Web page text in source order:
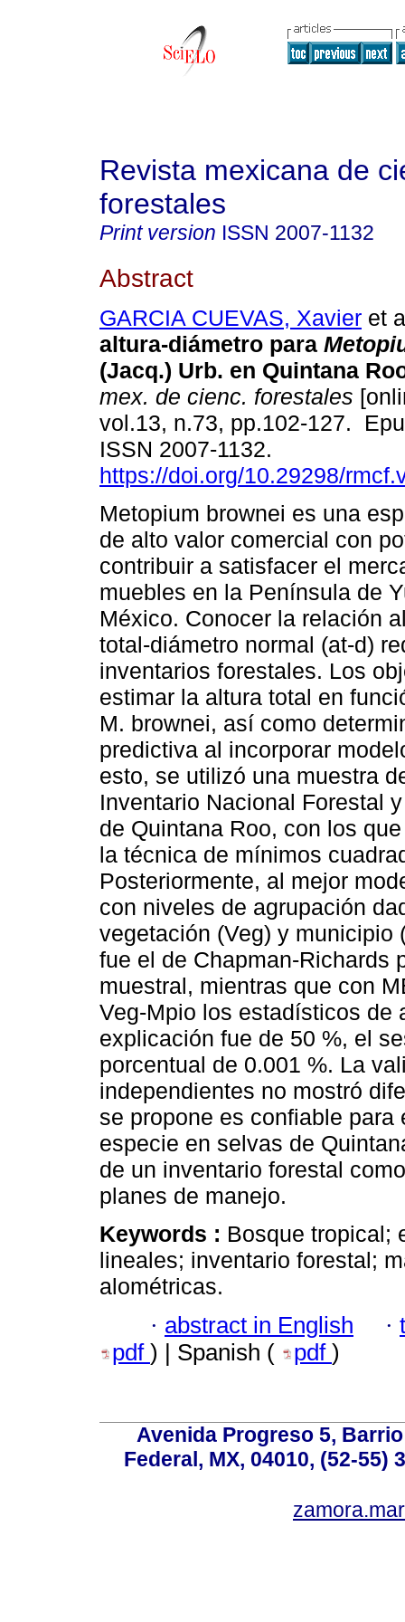
Revista mexicana de
forestales
Print version ISSN 2007-1132
Abstract
GARCIA CUEVAS, Xavier et
altura-diámetro para
(Jacq.) Urb. en Quintana
mex. de cienc. forestales
vol.13, n.73, pp.102-127.
ISSN 2007-1132.
https://doi.org/10.29298/
Metopium brownei es una
de alto valor comercial con
contribuir a satisfacer el
muebles en la Península de
México. Conocer la relación
total-diámetro normal (at-d)
inventarios forestales. Los
estimar la altura total en
M. brownei, así como
predictiva al incorporar
esto, se utilizó una muestra
Inventario Nacional Forestal
de Quintana Roo, con los
la técnica de mínimos
Posteriormente, al mejor
con niveles de agrupación
vegetación (Veg) y municipio
fue el de Chapman-Richards
muestral, mientras que con
Veg-Mpio los estadísticos de
explicación fue de 50 %, el
porcentual de 0.001 %. La
independientes no mostró
se propone es confiable
especie en selvas de
de un inventario forestal
planes de manejo.
Keywords : Bosque tropical;
lineales; inventario forestal;
alométricas.
· abstract in English ·
pdf ) | Spanish ( pdf )
Avenida Progreso 5,
Federal, MX, 04010, (52-55)